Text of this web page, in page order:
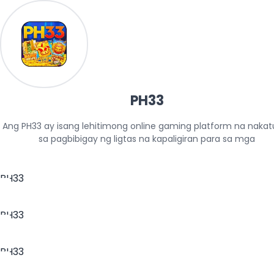
PH33
Ang PH33 ay isang lehitimong online gaming platform na
sa pagbibigay ng ligtas na kapaligiran para sa mga
PH33
PH33
PH33